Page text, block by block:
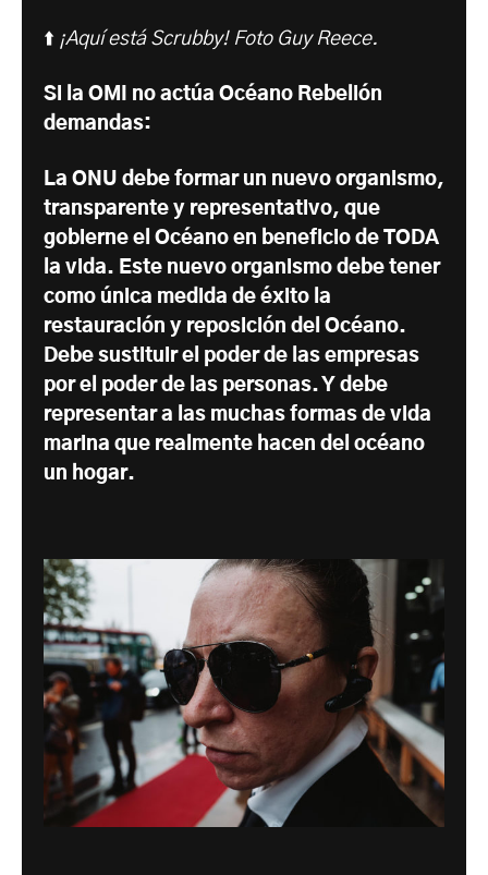
⬆️ ¡Aquí está Scrubby! Foto Guy Reece.
Si la OMI no actúa Océano Rebelión
demandas:
La ONU debe formar un nuevo organismo,
transparente y representativo, que
gobierne el Océano en beneficio de TODA
la vida. Este nuevo organismo debe tener
como única medida de éxito la
restauración y reposición del Océano.
Debe sustituir el poder de las empresas
por el poder de las personas. Y debe
representar a las muchas formas de vida
marina que realmente hacen del océano
un hogar.